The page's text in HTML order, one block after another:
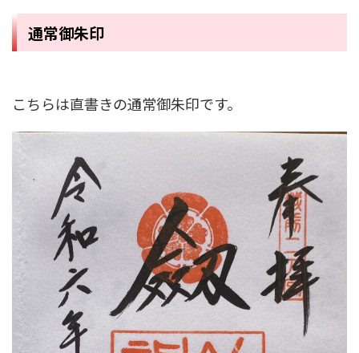
通常御朱印
こちらは直書きの通常御朱印です。